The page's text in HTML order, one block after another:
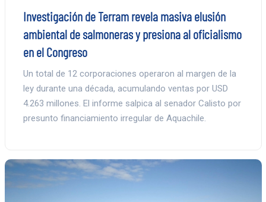
Investigación de Terram revela masiva elusión
ambiental de salmoneras y presiona al oficialismo
en el Congreso
Un total de 12 corporaciones operaron al margen de la
ley durante una década, acumulando ventas por USD
4.263 millones. El informe salpica al senador Calisto por
presunto financiamiento irregular de Aquachile.